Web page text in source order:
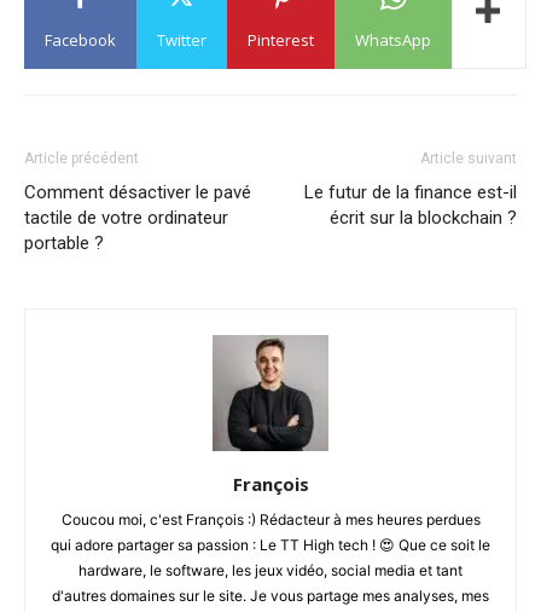
Facebook Twitter Pinterest WhatsApp
Article précédent
Comment désactiver le pavé
tactile de votre ordinateur
portable ?
Article suivant
Le futur de la finance est-il
écrit sur la blockchain ?
François
Coucou moi, c'est François :) Rédacteur à mes heures perdues
qui adore partager sa passion : Le TT High tech ! 😍 Que ce soit le
hardware, le software, les jeux vidéo, social media et tant
d'autres domaines sur le site. Je vous partage mes analyses, mes